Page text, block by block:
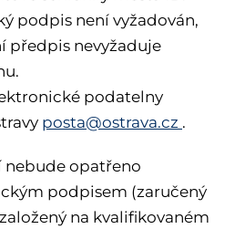
podpis není vyžadován,
předpis nevyžaduje
podatelny
posta@ostrava.cz .
nebude opatřeno
podpisem (zaručený
na kvalifikovaném